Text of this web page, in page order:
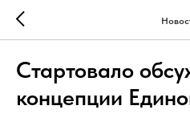
Стартовало
концепции